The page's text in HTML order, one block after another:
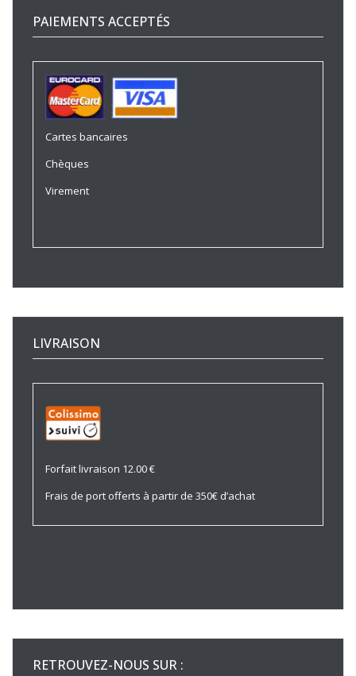
PAIEMENTS ACCEPTÉS
Cartes bancaires
Chèques
Virement
LIVRAISON
Forfait livraison 12.00 €
Frais de port offerts à partir de 350€ d’achat
RETROUVEZ-NOUS SUR :